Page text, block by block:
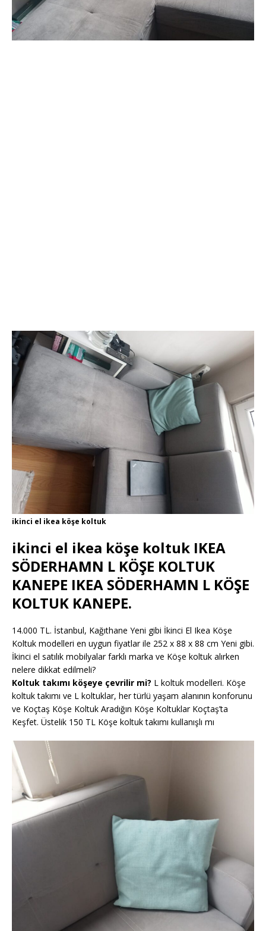
ikinci el ikea köşe koltuk
ikinci el ikea köşe koltuk IKEA
SÖDERHAMN L KÖŞE KOLTUK
KANEPE IKEA SÖDERHAMN L KÖŞE
KOLTUK KANEPE.
14.000 TL. İstanbul, Kağıthane Yeni gibi İkinci El Ikea Köşe
Koltuk modelleri en uygun fiyatlar ile 252 x 88 x 88 cm Yeni gibi.
İkinci el satılık mobilyalar farklı marka ve Köşe koltuk alırken
nelere dikkat edilmeli?
Koltuk takımı köşeye çevrilir mi? L koltuk modelleri. Köşe
koltuk takımı ve L koltuklar, her türlü yaşam alanının konforunu
ve Koçtaş Köşe Koltuk Aradığın Köşe Koltuklar Koçtaş’ta
Keşfet. Üstelik 150 TL Köşe koltuk takımı kullanışlı mı